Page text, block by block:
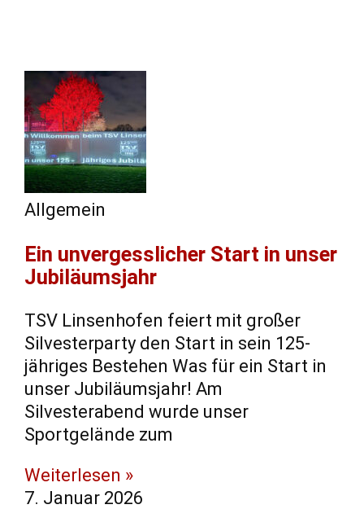
Allgemein
Ein unvergesslicher Start in unser
Jubiläumsjahr
TSV Linsenhofen feiert mit großer
Silvesterparty den Start in sein 125-
jähriges Bestehen Was für ein Start in
unser Jubiläumsjahr! Am
Silvesterabend wurde unser
Sportgelände zum
Weiterlesen »
7. Januar 2026